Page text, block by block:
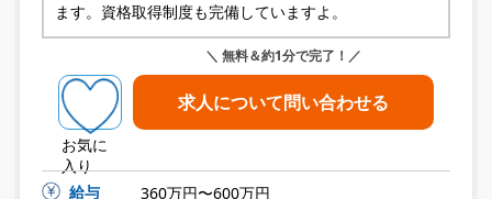
ます。資格取得制度も完備していますよ。
お気に
入り
＼ 無料＆約1分で完了！／
求人について問い合わせる
給与
360万円〜600万円